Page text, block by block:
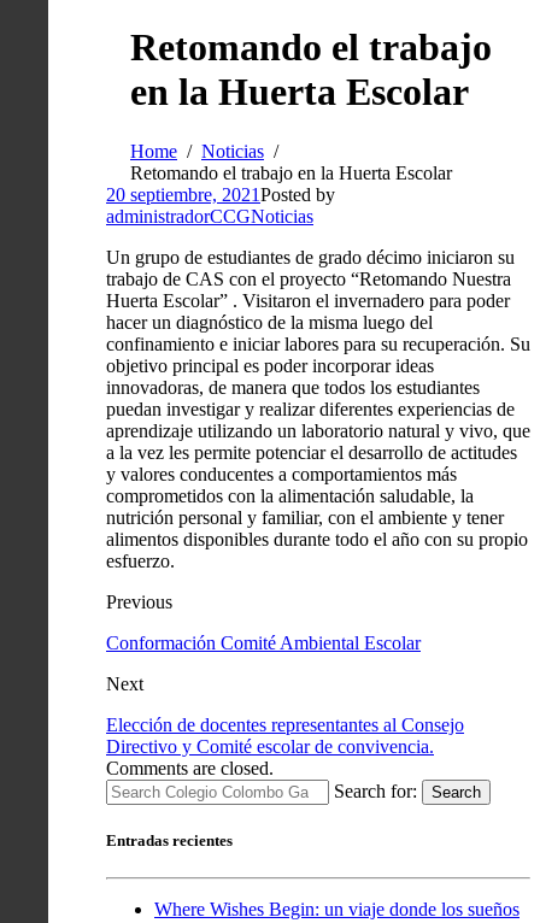
Retomando el trabajo
en la Huerta Escolar
Home
Noticias
Retomando el trabajo en la Huerta Escolar
20 septiembre, 2021Posted by
administradorCCGNoticias
Un grupo de estudiantes de grado décimo iniciaron su
trabajo de CAS con el proyecto “Retomando Nuestra
Huerta Escolar” . Visitaron el invernadero para poder
hacer un diagnóstico de la misma luego del
confinamiento e iniciar labores para su recuperación. Su
objetivo principal es poder incorporar ideas
innovadoras, de manera que todos los estudiantes
puedan investigar y realizar diferentes experiencias de
aprendizaje utilizando un laboratorio natural y vivo, que
a la vez les permite potenciar el desarrollo de actitudes
y valores conducentes a comportamientos más
comprometidos con la alimentación saludable, la
nutrición personal y familiar, con el ambiente y tener
alimentos disponibles durante todo el año con su propio
esfuerzo.
Previous
Conformación Comité Ambiental Escolar
Next
Elección de docentes representantes al Consejo
Directivo y Comité escolar de convivencia.
Comments are closed.
Search for:
Search
Entradas recientes
Where Wishes Begin: un viaje donde los sueños